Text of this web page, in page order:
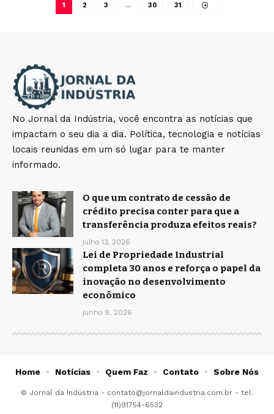
1 2 3 … 30 31
No Jornal da Indústria, você encontra as notícias que
impactam o seu dia a dia. Política, tecnologia e notícias
locais reunidas em um só lugar para te manter
informado.
O que um contrato de cessão de
crédito precisa conter para que a
transferência produza efeitos reais?
julho 13, 2026
Lei de Propriedade Industrial
completa 30 anos e reforça o papel da
inovação no desenvolvimento
econômico
junho 9, 2026
© Jornal da Indústria - contato@jornaldaindustria.com.br - tel.
(11)91754-6532
Home Notícias Quem Faz Contato Sobre Nós